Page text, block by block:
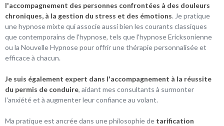
l'accompagnement des personnes confrontées à des douleurs
chroniques, à la gestion du stress et des émotions. Je pratique
une hypnose mixte qui associe aussi bien les courants classiques
que contemporains de l'hypnose, tels que l'hypnose Ericksonienne
ou la Nouvelle Hypnose pour offrir une thérapie personnalisée et
efficace à chacun.
Je suis également expert dans l'accompagnement à la réussite
du permis de conduire, aidant mes consultants à surmonter
l'anxiété et à augmenter leur confiance au volant.
Ma pratique est ancrée dans une philosophie de tarification